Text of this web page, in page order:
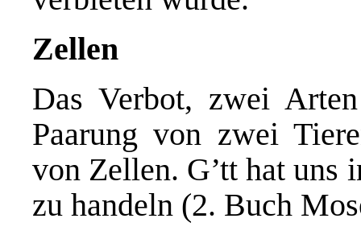
Zellen
Das Verbot, zwei
Paarung von zwei
von Zellen. G’tt hat uns
zu handeln (2. Buch